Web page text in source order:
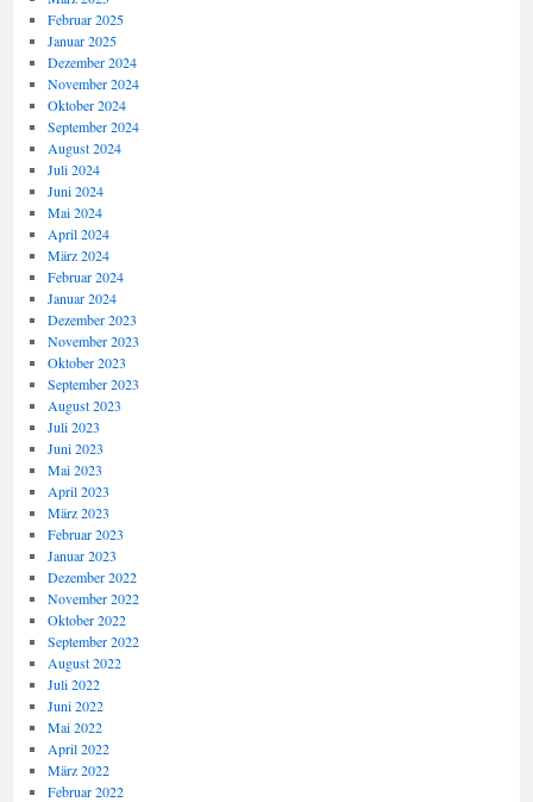
Februar 2025
Januar 2025
Dezember 2024
November 2024
Oktober 2024
September 2024
August 2024
Juli 2024
Juni 2024
Mai 2024
April 2024
März 2024
Februar 2024
Januar 2024
Dezember 2023
November 2023
Oktober 2023
September 2023
August 2023
Juli 2023
Juni 2023
Mai 2023
April 2023
März 2023
Februar 2023
Januar 2023
Dezember 2022
November 2022
Oktober 2022
September 2022
August 2022
Juli 2022
Juni 2022
Mai 2022
April 2022
März 2022
Februar 2022